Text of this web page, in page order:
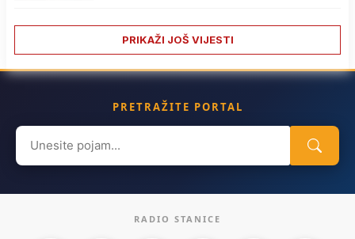
PRIKAŽI JOŠ VIJESTI
PRETRAŽITE PORTAL
Search
for:
RADIO STANICE